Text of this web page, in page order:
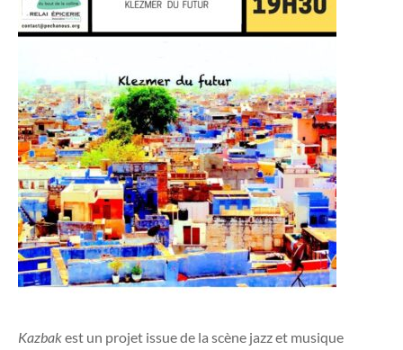
Kazbakest un projet issue de la scène jazz et musique